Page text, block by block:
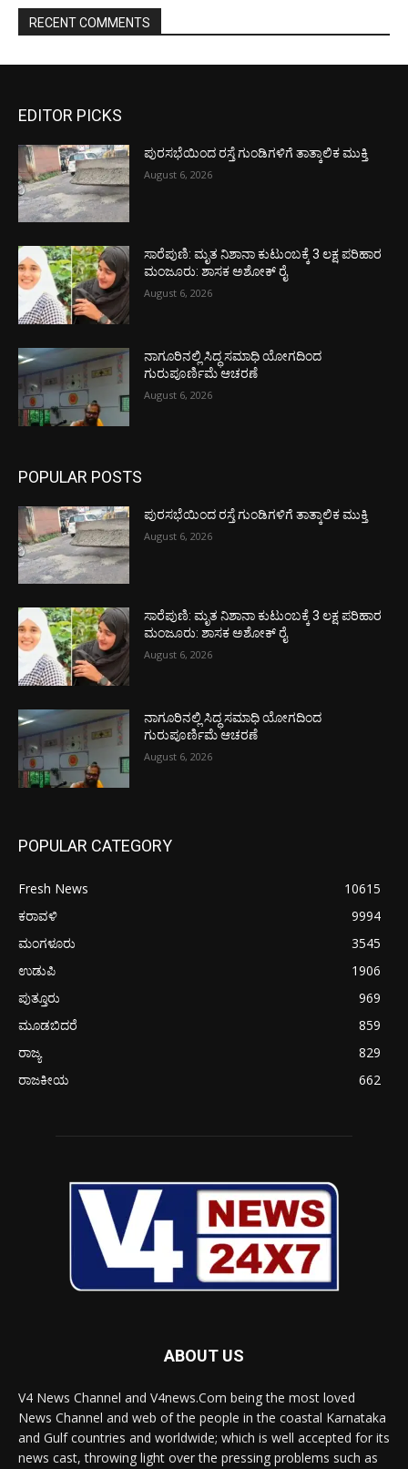
RECENT COMMENTS
EDITOR PICKS
ಪುರಸಭೆಯಿಂದ ರಸ್ತೆ ಗುಂಡಿಗಳಿಗೆ ತಾತ್ಕಾಲಿಕ ಮುಕ್ತಿ
August 6, 2026
ಸಾರೆಪುಣಿ: ಮೃತ ನಿಶಾನಾ ಕುಟುಂಬಕ್ಕೆ 3 ಲಕ್ಷ ಪರಿಹಾರ
ಮಂಜೂರು: ಶಾಸಕ ಅಶೋಕ್ ರೈ
August 6, 2026
ನಾಗೂರಿನಲ್ಲಿ ಸಿದ್ಧ ಸಮಾಧಿ ಯೋಗದಿಂದ
ಗುರುಪೂರ್ಣಿಮೆ ಆಚರಣೆ
August 6, 2026
POPULAR POSTS
ಪುರಸಭೆಯಿಂದ ರಸ್ತೆ ಗುಂಡಿಗಳಿಗೆ ತಾತ್ಕಾಲಿಕ ಮುಕ್ತಿ
August 6, 2026
ಸಾರೆಪುಣಿ: ಮೃತ ನಿಶಾನಾ ಕುಟುಂಬಕ್ಕೆ 3 ಲಕ್ಷ ಪರಿಹಾರ
ಮಂಜೂರು: ಶಾಸಕ ಅಶೋಕ್ ರೈ
August 6, 2026
ನಾಗೂರಿನಲ್ಲಿ ಸಿದ್ಧ ಸಮಾಧಿ ಯೋಗದಿಂದ
ಗುರುಪೂರ್ಣಿಮೆ ಆಚರಣೆ
August 6, 2026
POPULAR CATEGORY
Fresh News
10615
ಕರಾವಳಿ
9994
ಮಂಗಳೂರು
3545
ಉಡುಪಿ
1906
ಪುತ್ತೂರು
969
ಮೂಡಬಿದರೆ
859
ರಾಜ್ಯ
829
ರಾಜಕೀಯ
662
ABOUT US
V4 News Channel and V4news.Com being the most loved
News Channel and web of the people in the coastal Karnataka
and Gulf countries and worldwide; which is well accepted for its
news cast, throwing light over the pressing problems such as